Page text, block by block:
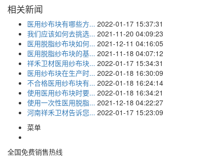
相关新闻
医用纱布块有哪些方... 2022-01-17 15:37:31
我们应该如何去挑选... 2021-11-20 04:09:23
医用脱脂纱布块如何... 2021-12-11 04:16:05
医用脱脂纱布块的基... 2021-11-18 04:07:12
祥禾卫材医用纱布块... 2022-01-17 15:34:31
医用纱布块在生产时... 2022-01-18 16:30:09
不合格医用纱布块有... 2022-01-18 16:24:14
使用医用纱布块时要... 2022-01-18 16:34:21
使用一次性医用脱脂... 2021-12-18 04:22:27
河南祥禾卫材告诉您... 2022-01-17 15:23:09
菜单
全国免费销售热线